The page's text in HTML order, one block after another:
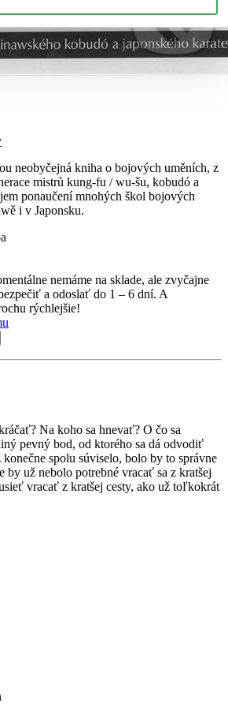
neobyčejná kniha o bojových uměních, z
mistrů kung-fu / wu-šu, kobudó a
ponaučení mnohých škol bojových
i v Japonsku.
nemáme na sklade, ale zvyčajne
a odoslať do 1 – 6 dní. A
rýchlejšie!
Na koho sa hnevať? O čo sa
pevný bod, od ktorého sa dá odvodiť
spolu súviselo, bolo by to správne
by už nebolo potrebné vracať sa z kratšej
vracať z kratšej cesty, ako už toľkokrát